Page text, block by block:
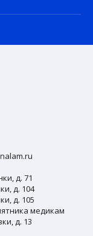
д. 71
д. 104
д. 105
медикам
д. 13